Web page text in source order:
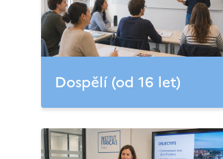
Dospělí (od 16 let)